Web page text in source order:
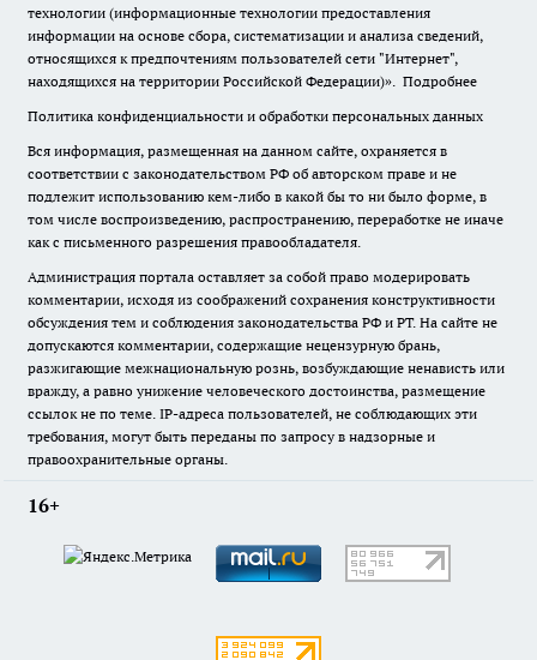
технологии (информационные технологии предоставления
информации на основе сбора, систематизации и анализа сведений,
относящихся к предпочтениям пользователей сети "Интернет",
находящихся на территории Российской Федерации)». Подробнее
Политика конфиденциальности и обработки персональных данных
Вся информация, размещенная на данном сайте, охраняется в
соответствии с законодательством РФ об авторском праве и не
подлежит использованию кем-либо в какой бы то ни было форме, в
том числе воспроизведению, распространению, переработке не иначе
как с письменного разрешения правообладателя.
Администрация портала оставляет за собой право модерировать
комментарии, исходя из соображений сохранения конструктивности
обсуждения тем и соблюдения законодательства РФ и РТ. На сайте не
допускаются комментарии, содержащие нецензурную брань,
разжигающие межнациональную рознь, возбуждающие ненависть или
вражду, а равно унижение человеческого достоинства, размещение
ссылок не по теме. IP-адреса пользователей, не соблюдающих эти
требования, могут быть переданы по запросу в надзорные и
правоохранительные органы.
16+